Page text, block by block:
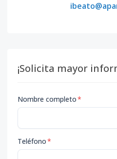
¡Solicita mayor
Nombre completo*
Teléfono*